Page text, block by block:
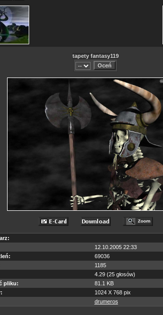
tapety fantasy119
12.10.2005 22:33
69036
1185
4.29 (25 głosów)
pliku:
81.1 KB
1024 X 768 pix
drumeros